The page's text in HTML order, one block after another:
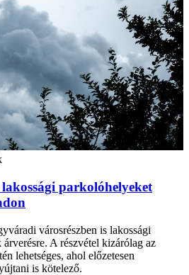
parkolóhelyeket
városrészben is lakossági
A részvétel kizárólag az
lehetséges, ahol előzetesen
is kötelező.